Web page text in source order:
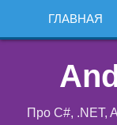
ГЛАВНАЯ
Про C#, .NET,